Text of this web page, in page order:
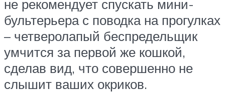
не рекомендует спускать мини-
бультерьера с поводка на прогулках
– четверолапый беспредельщик
умчится за первой же кошкой,
сделав вид, что совершенно не
слышит ваших окриков.